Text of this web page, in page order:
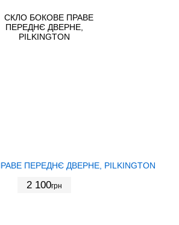
ПЕРЕДНЄ ДВЕРНЕ, PILKINGTON
2 100грн